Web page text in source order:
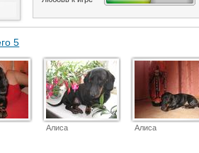
5
Алиса Алиса